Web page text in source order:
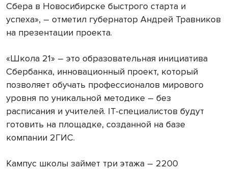
Сбера в Новосибирске быстрого старта и
успеха», – отметил губернатор Андрей Травников
на презентации проекта.
«Школа 21» – это образовательная инициатива
Сбербанка, инновационный проект, который
позволяет обучать профессионалов мирового
уровня по уникальной методике – без
расписания и учителей. IT-специалистов будут
готовить на площадке, созданной на базе
компании 2ГИС.
Кампус школы займет три этажа – 2200